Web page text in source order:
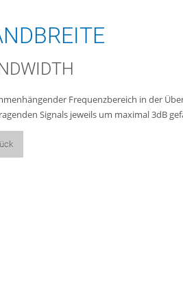
Frequenzbereich in der
Signals jeweils um maximal 3dB